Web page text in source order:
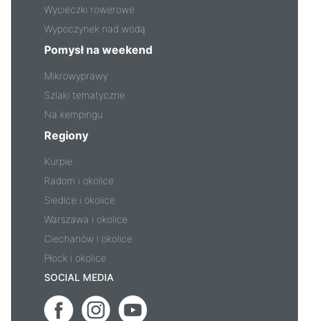
Wycieczki rowerowe
Wypoczynek nad wodą
Pomysł na weekend
Mikrowyprawy
Szlaki tematyczne
Na kempingu
Regiony
Kurpie
Radom i okolice
Siedlce i okolice
Warszawa i okolice
Ciechanów i okolice
Płock i okolice
SOCIAL MEDIA